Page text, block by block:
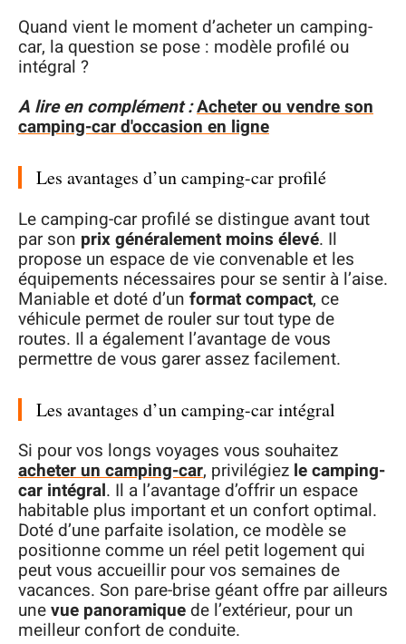
Quand vient le moment d’acheter un camping-
car, la question se pose : modèle profilé ou
intégral ?
A lire en complément :Acheter ou vendre son
camping-car d'occasion en ligne
Les avantages d’un camping-car profilé
Le camping-car profilé se distingue avant tout
par son prix généralement moins élevé. Il
propose un espace de vie convenable et les
équipements nécessaires pour se sentir à l’aise.
Maniable et doté d’un format compact, ce
véhicule permet de rouler sur tout type de
routes. Il a également l’avantage de vous
permettre de vous garer assez facilement.
Les avantages d’un camping-car intégral
Si pour vos longs voyages vous souhaitez
acheter un camping-car, privilégiez le camping-
car intégral. Il a l’avantage d’offrir un espace
habitable plus important et un confort optimal.
Doté d’une parfaite isolation, ce modèle se
positionne comme un réel petit logement qui
peut vous accueillir pour vos semaines de
vacances. Son pare-brise géant offre par ailleurs
unevue panoramique de l’extérieur, pour un
meilleur confort de conduite.